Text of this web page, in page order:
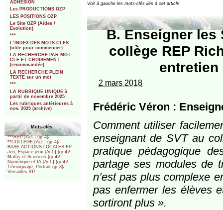
ADHESION
Les PRODUCTIONS OZP
LES POSITIONS OZP
Le Site OZP (Aides /
Evolution)
***
L’INDEX DES MOTS-CLES
(utile pour commencer)
LA RECHERCHE PAR MOT-
CLE ET CROISEMENT
(recommandée)
LA RECHERCHE PLEIN
TEXTE sur un mot
***
LA RUBRIQUE UNIQUE à
partir de novembre 2025
Les rubriques antérieures à
nov. 2025 (archive)
Mots-clés
***REP [Act.] (gr 4)/
**COLLEGE [Act.] (gr 4)/
BASE ACTIONS LOCALES EP
Jeu, Espace jeux [Act.] (gr 4)/
Maths et Sciences (gr 4)/
Numérique et IA [Act.] (gr 4)/
Témoignage, Portrait (gr 3)/
Versailles 91/
Voir à gauche les mots-clés liés à cet article
B. Enseigner
collège REP
entretien
2 mars 2018
Frédéric Véron :
Comment utiliser
enseignant de SVT au
pratique pédagogique
partage ses modules de
n’est pas plus complexe
pas enfermer les élèves
sortiront plus ».